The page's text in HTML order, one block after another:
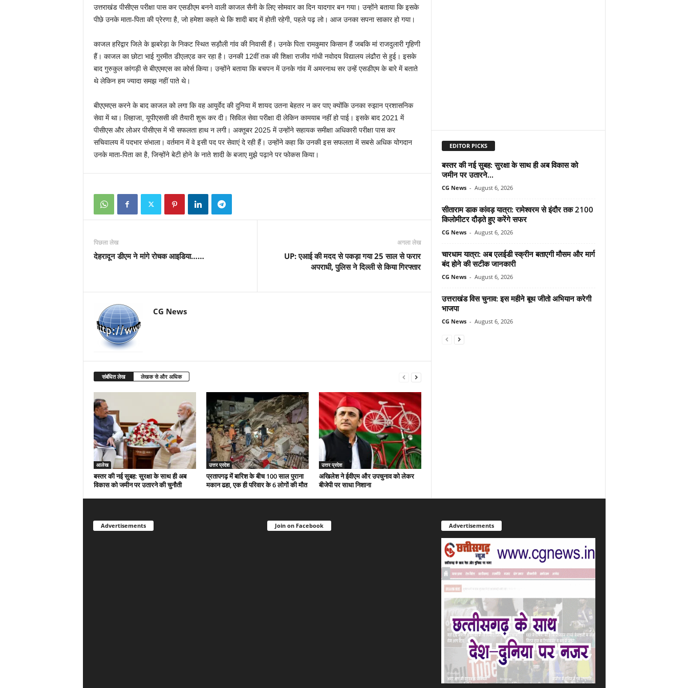
उत्तराखंड पीसीएस परीक्षा पास कर एसडीएम बनने वाली काजल सैनी के लिए सोमवार का दिन यादगार बन गया। उन्होंने बताया कि इसके
पीछे उनके माता-पिता की प्रेरणा है, जो हमेशा कहते थे कि शादी बाद में होती रहेगी, पहले पढ़ लो। आज उनका सपना साकार हो गया।
काजल हरिद्वार जिले के झबरेड़ा के निकट स्थित सड़ौली गांव की निवासी हैं। उनके पिता रामकुमार किसान हैं जबकि मां राजदुलारी गृहिणी
हैं। काजल का छोटा भाई गुरमीत डीएलएड कर रहा है। उनकी 12वीं तक की शिक्षा राजीव गांधी नवोदय विद्यालय लंढौरा से हुई। इसके
बाद गुरुकुल कांगड़ी से बीएएमएस का कोर्स किया। उन्होंने बताया कि बचपन में उनके गांव में अमरनाथ सर उन्हें एसडीएम के बारे में बताते
थे लेकिन हम ज्यादा समझ नहीं पाते थे।
बीएएमएस करने के बाद काजल को लगा कि वह आयुर्वेद की दुनिया में शायद उतना बेहतर न कर पाए क्योंकि उनका रुझान प्रशासनिक
सेवा में था। लिहाजा, यूपीएससी की तैयारी शुरू कर दी। सिविल सेवा परीक्षा दी लेकिन कामयाब नहीं हो पाई। इसके बाद 2021 में
पीसीएस और लोअर पीसीएस में भी सफलता हाथ न लगी। अक्तूबर 2025 में उन्होंने सहायक समीक्षा अधिकारी परीक्षा पास कर
सचिवालय में पदभार संभाला। वर्तमान में वे इसी पद पर सेवाएं दे रही हैं। उन्होंने कहा कि उनकी इस सफलता में सबसे अधिक योगदान
उनके माता-पिता का है, जिन्होंने बेटी होने के नाते शादी के बजाए मुझे पढ़ाने पर फोकस किया।
पिछला लेख
देहरादून डीएम ने मांगे रोचक आइडिया……
अगला लेख
UP: एआई की मदद से पकड़ा गया 25 साल से फरार
अपराधी, पुलिस ने दिल्ली से किया गिरफ्तार
CG News
संबंधित लेख लेखक से और अधिक
आलेख
बस्तर की नई सुबह: सुरक्षा के साथ ही अब
विकास को जमीन पर उतारने की चुनौती
उत्तर प्रदेश
प्रतापगढ़ में बारिश के बीच 100 साल पुराना
मकान ढहा, एक ही परिवार के 6 लोगों की मौत
उत्तर प्रदेश
अखिलेश ने ईवीएम और उपचुनाव को लेकर
बीजेपी पर साधा निशाना
EDITOR PICKS
बस्तर की नई सुबह: सुरक्षा के साथ ही अब विकास को
जमीन पर उतारने...
CG News - August 6, 2026
सीताराम डाक कांवड़ यात्रा: रामेश्वरम से इंदौर तक 2100
किलोमीटर दौड़ते हुए करेंगे सफर
CG News - August 6, 2026
चारधाम यात्रा: अब एलईडी स्क्रीन बताएगी मौसम और मार्ग
बंद होने की सटीक जानकारी
CG News - August 6, 2026
उत्तराखंड विस चुनाव: इस महीने बूथ जीतो अभियान करेगी
भाजपा
CG News - August 6, 2026
Advertisements Join on Facebook Advertisements